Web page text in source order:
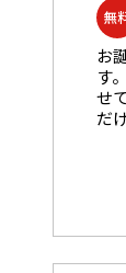
無
お
す
せ
だ